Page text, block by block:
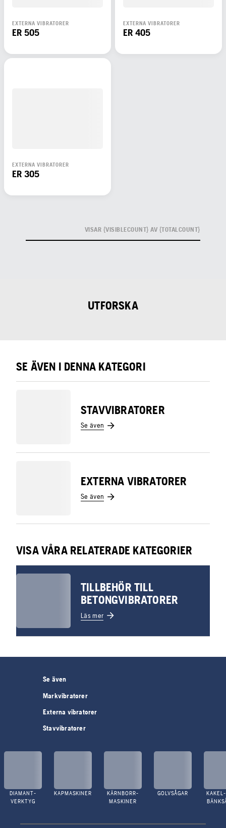
EXTERNA VIBRATORER
ER 505
EXTERNA VIBRATORER
ER 405
EXTERNA VIBRATORER
ER 305
VISAR {VISIBLECOUNT} AV {TOTALCOUNT}
UTFORSKA
SE ÄVEN I DENNA KATEGORI
STAVVIBRATORER
Se även
EXTERNA VIBRATORER
Se även
VISA VÅRA RELATERADE KATEGORIER
TILLBEHÖR TILL
BETONGVIBRATORER
Läs mer
Se även
Markvibratorer
Externa vibratorer
Stavvibratorer
DIAMANT-
VERKTYG
KAPMASKINER
KÄRNBORR-
MASKINER
GOLVSÅGAR